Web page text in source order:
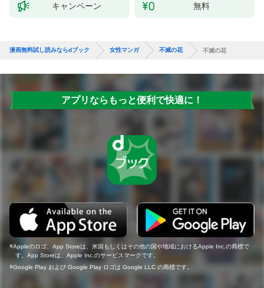
キャンペーン 無料
漫画無料試し読みならdブック 女性マンガ 不滅の花 不滅の花
アプリならもっと便利で快適に！
Appleのロゴ、App Storeは、米国もしくはその他の国や地域におけるApple Inc.の商標で
す。App Storeは、Apple Inc.のサービスマークです。
Google Play および Google Play ロゴは Google LLC の商標です。